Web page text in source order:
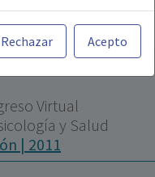
Web está
y, por
legalmente
medicamentos
técnica de los
informativo,
y decidir, en cada
Rechazar Acepto
Virtual
y Salud
| 2011